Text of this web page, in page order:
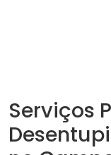
Serviços